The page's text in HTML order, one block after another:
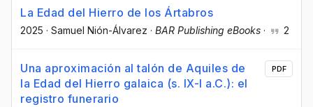
La Edad del Hierro de los Ártabros
2025 · Samuel Nión-Álvarez · BAR Publishing eBooks · 2
Una aproximación al talón de Aquiles de
la Edad del Hierro galaica (s. IX-I a.C.): el
registro funerario
PDF